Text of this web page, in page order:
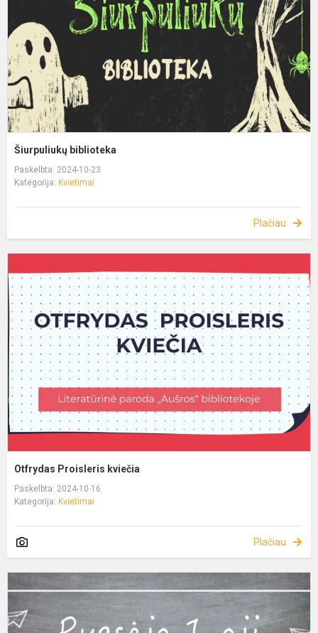
Šiurpuliukų biblioteka
Paskelbta: 2024-10-23
Kategorija: Kvietimai
Plačiau
Otfrydas Proisleris kviečia
Paskelbta: 2024-10-16
Kategorija: Kvietimai
Plačiau